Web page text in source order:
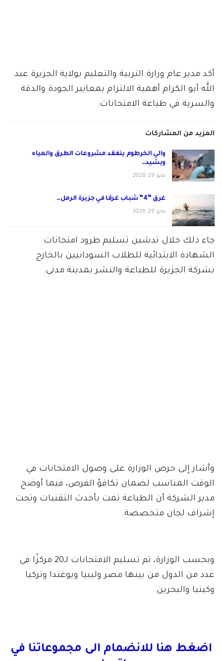
أكد مدير عام وزارة التربية والتعليم بولاية الجزيرة عبد
الله أبو الكرام أهمية الالتزام بمعايير الجودة والدقة
والسرية في طباعة الامتحانات.
المزيد من المشاركات
والي الخرطوم يتفقد مشروعات الطرق والمياه
ويشيد…
مايو 29, 2026
غرق “4” شباب غرقا في جزيرة الرمل…
مايو 29, 2026
جاء ذلك خلال تدشين تسليم طرود امتحانات
الشهادة الابتدائية للطلاب السودانيين بالخارج
بشركة الجزيرة للطباعة والنشر بمدينة مدني.
وأشار إلى حرص الوزارة على وصول الامتحانات في
الوقت المناسب لضمان تكافؤ الفرص، فيما أوضح
مدير الشركة أن الطباعة تمت بأحدث التقنيات وتحت
إشراف لجان متخصصة.
وبحسب الوزارة، تم تسليم الامتحانات لـ20 مركزًا في
عدد من الدول من بينها مصر وليبيا ويوغندا وتركيا
وكينيا والبحرين.
اضغط هنا للانضمام الى مجموعاتنا في